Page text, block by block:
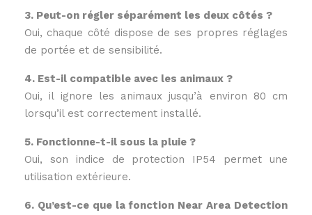
3. Peut-on régler séparément les deux côtés ?
Oui, chaque côté dispose de ses propres réglages
de portée et de sensibilité.
4. Est-il compatible avec les animaux ?
Oui, il ignore les animaux jusqu’à environ 80 cm
lorsqu’il est correctement installé.
5. Fonctionne-t-il sous la pluie ?
Oui, son indice de protection IP54 permet une
utilisation extérieure.
6. Qu’est-ce que la fonction Near Area Detection